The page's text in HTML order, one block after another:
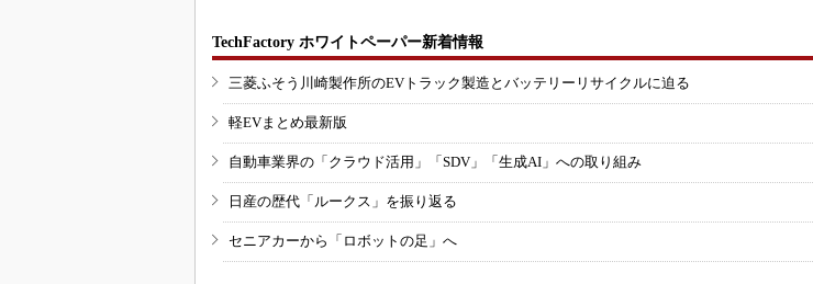
TechFactory ホワイトペーパー新着情報
三菱ふそう川崎製作所のEVトラック製造とバッテリーリサイクルに迫る
軽EVまとめ最新版
自動車業界の「クラウド活用」「SDV」「生成AI」への取り組み
日産の歴代「ルークス」を振り返る
セニアカーから「ロボットの足」へ